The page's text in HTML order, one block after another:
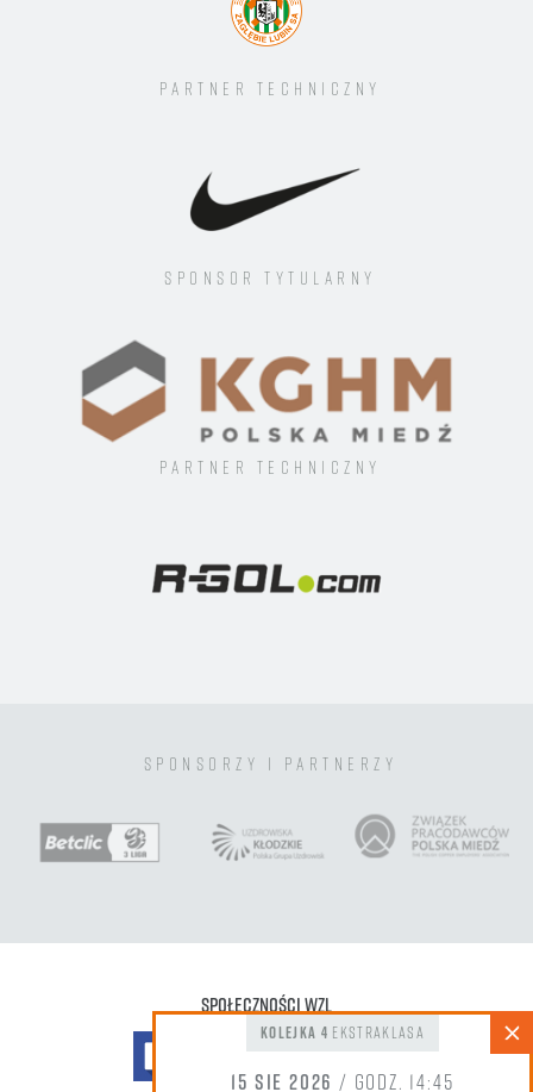
Partner techniczny
Sponsor tytularny
Partner techniczny
sponsorzy i partnerzy
Społeczności WZL
kolejka 4 Ekstraklasa
15 sie 2026/ godz. 14:45